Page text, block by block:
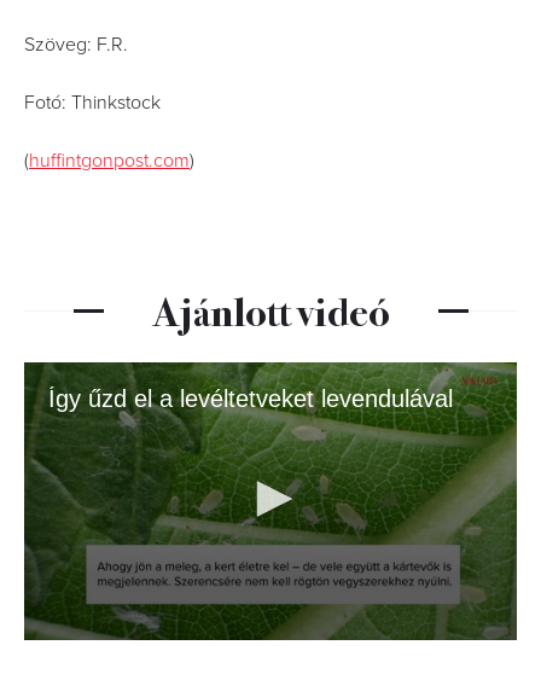
Szöveg: F.R.
Fotó: Thinkstock
(huffintgonpost.com)
Ajánlott videó
Így űzd el a levéltetveket levendulával